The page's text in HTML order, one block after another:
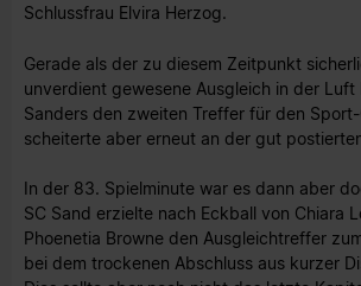
Schlussfrau Elvira Herzog.
Gerade als der zu diesem Zeitpunkt
unverdient gewesene Ausgleich in der
Sanders den zweiten Treffer für den Sport-
scheiterte aber erneut an der gut
In der 83. Spielminute war es dann aber
SC Sand erzielte nach Eckball von Chiara
Phoenetia Browne den Ausgleichtreffer
bei dem trockenen Abschluss aus kurzer